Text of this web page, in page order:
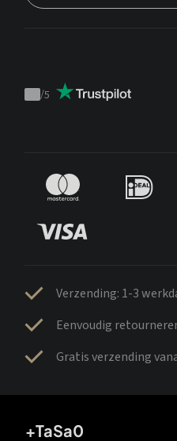
Trustpilot
/5
Verzending: 1-3
Eenvoudig
Gratis verzending
+TaSa0